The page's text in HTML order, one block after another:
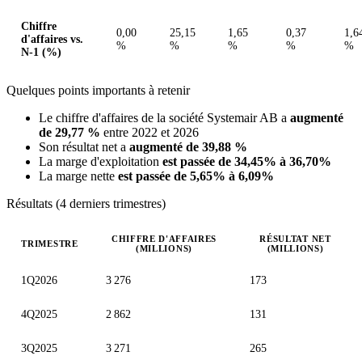
Chiffre
d'affaires vs.
N-1 (%)
0,00
%
25,15
%
1,65
%
0,37
%
%
Quelques points importants à retenir
Le chiffre d'affaires de la société Systemair AB a augmenté
de 29,77 % entre 2022 et 2026
Son résultat net a augmenté de 39,88 %
La marge d'exploitation est passée de 34,45% à 36,70%
La marge nette est passée de 5,65% à 6,09%
Résultats (4 derniers trimestres)
TRIMESTRE
CHIFFRE D'AFFAIRES
(MILLIONS)
RÉSULTAT NET
(MILLIONS)
1Q2026 3 276 173
4Q2025 2 862 131
3Q2025 3 271 265